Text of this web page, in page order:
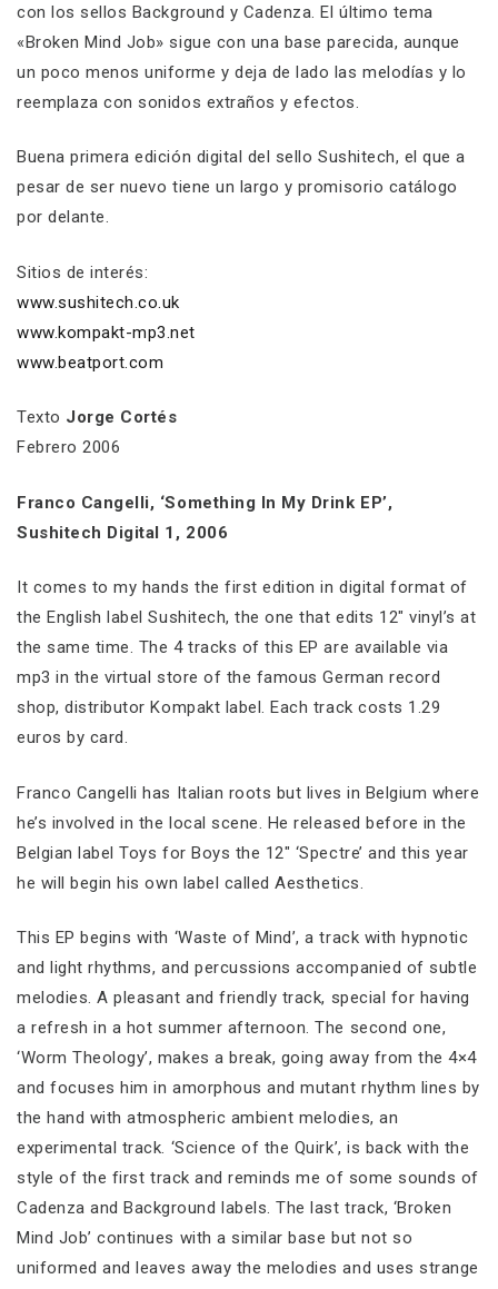
con los sellos Background y Cadenza. El último tema
«Broken Mind Job» sigue con una base parecida, aunque
un poco menos uniforme y deja de lado las melodías y lo
reemplaza con sonidos extraños y efectos.
Buena primera edición digital del sello Sushitech, el que a
pesar de ser nuevo tiene un largo y promisorio catálogo
por delante.
Sitios de interés:
www.sushitech.co.uk
www.kompakt-mp3.net
www.beatport.com
Texto Jorge Cortés
Febrero 2006
Franco Cangelli, ‘Something In My Drink EP’,
Sushitech Digital 1, 2006
It comes to my hands the first edition in digital format of
the English label Sushitech, the one that edits 12″ vinyl’s at
the same time. The 4 tracks of this EP are available via
mp3 in the virtual store of the famous German record
shop, distributor Kompakt label. Each track costs 1.29
euros by card.
Franco Cangelli has Italian roots but lives in Belgium where
he’s involved in the local scene. He released before in the
Belgian label Toys for Boys the 12″ ‘Spectre’ and this year
he will begin his own label called Aesthetics.
This EP begins with ‘Waste of Mind’, a track with hypnotic
and light rhythms, and percussions accompanied of subtle
melodies. A pleasant and friendly track, special for having
a refresh in a hot summer afternoon. The second one,
‘Worm Theology’, makes a break, going away from the 4×4
and focuses him in amorphous and mutant rhythm lines by
the hand with atmospheric ambient melodies, an
experimental track. ‘Science of the Quirk’, is back with the
style of the first track and reminds me of some sounds of
Cadenza and Background labels. The last track, ‘Broken
Mind Job’ continues with a similar base but not so
uniformed and leaves away the melodies and uses strange